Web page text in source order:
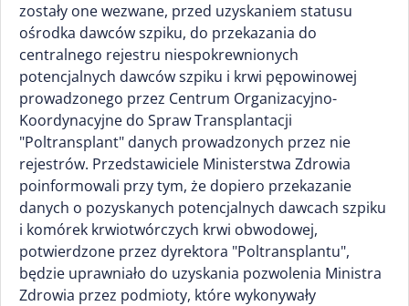
zostały one wezwane, przed uzyskaniem statusu
ośrodka dawców szpiku, do przekazania do
centralnego rejestru niespokrewnionych
potencjalnych dawców szpiku i krwi pępowinowej
prowadzonego przez Centrum Organizacyjno-
Koordynacyjne do Spraw Transplantacji
"Poltransplant" danych prowadzonych przez nie
rejestrów. Przedstawiciele Ministerstwa Zdrowia
poinformowali przy tym, że dopiero przekazanie
danych o pozyskanych potencjalnych dawcach szpiku
i komórek krwiotwórczych krwi obwodowej,
potwierdzone przez dyrektora "Poltransplantu",
będzie uprawniało do uzyskania pozwolenia Ministra
Zdrowia przez podmioty, które wykonywały